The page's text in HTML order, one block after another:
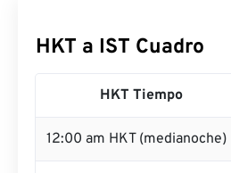
HKT a IST Cuadro
HKT Tiempo
12:00 am HKT (medianoche)